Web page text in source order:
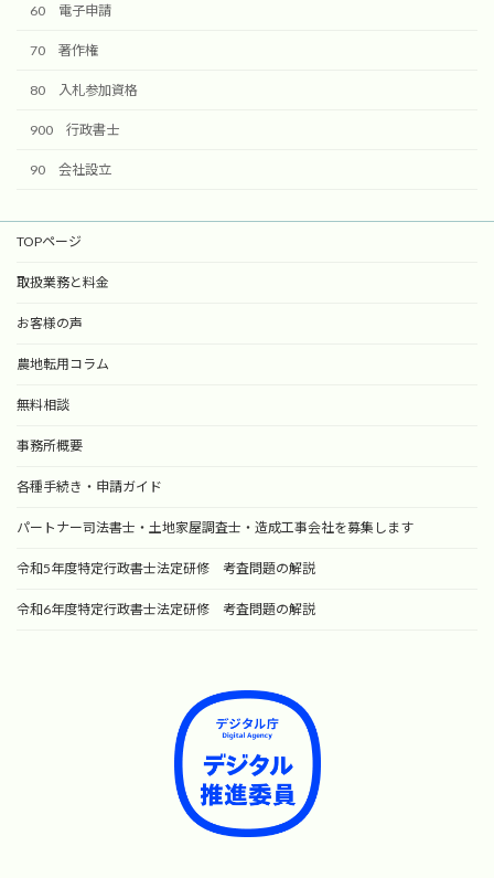
60 電子申請
70 著作権
80 入札参加資格
900 行政書士
90 会社設立
TOPページ
取扱業務と料金
お客様の声
農地転用コラム
無料相談
事務所概要
各種手続き・申請ガイド
パートナー司法書士・土地家屋調査士・造成工事会社を募集します
令和5年度特定行政書士法定研修 考査問題の解説
令和6年度特定行政書士法定研修 考査問題の解説